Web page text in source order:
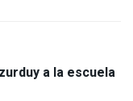
a la escuela